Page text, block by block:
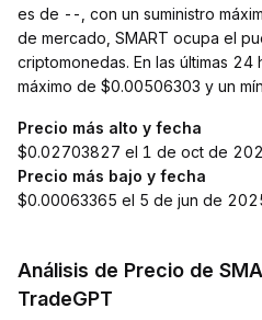
es de --, con un suministro
de mercado, SMART ocupa el
criptomonedas. En las últimas 24
máximo de $0.00506303 y un
Precio más alto y fecha
$0.02703827 el 1 de oct de
Precio más bajo y fecha
$0.00063365 el 5 de jun de
Análisis de Precio de
TradeGPT